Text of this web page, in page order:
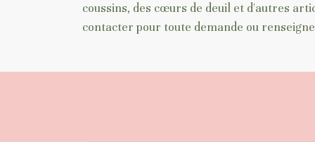
coussins, des cœurs de deuil et d'autres
contacter pour toute demande ou